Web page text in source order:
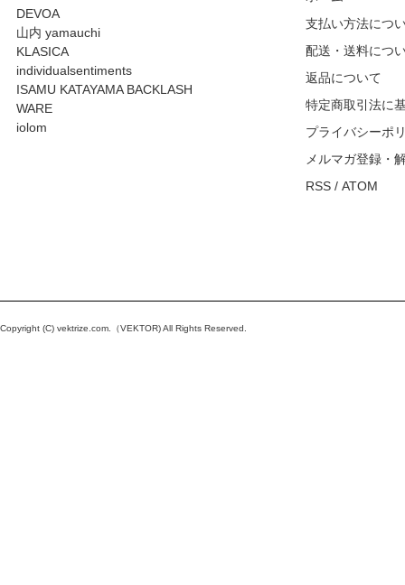
DEVOA
山内 yamauchi
KLASICA
individualsentiments
ISAMU KATAYAMA BACKLASH
WARE
iolom
支払い方法につ
配送・送料につ
返品について
特定商取引法に
プライバシーポ
メルマガ登録・
RSS / ATOM
Copyright (C) vektrize.com .（VEKTOR) All Rights Reserved.